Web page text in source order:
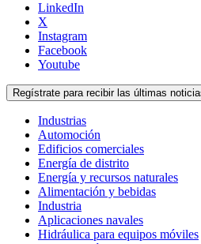
LinkedIn
X
Instagram
Facebook
Youtube
Regístrate para recibir las últimas
Industrias
Automoción
Edificios comerciales
Energía de distrito
Energía y recursos naturales
Alimentación y bebidas
Industria
Aplicaciones navales
Hidráulica para equipos móviles